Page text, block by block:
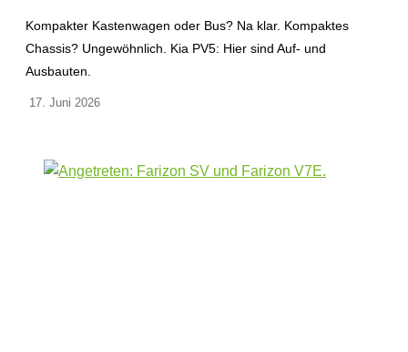
Kompakter Kastenwagen oder Bus? Na klar. Kompaktes
Chassis? Ungewöhnlich. Kia PV5: Hier sind Auf- und
Ausbauten.
17. Juni 2026